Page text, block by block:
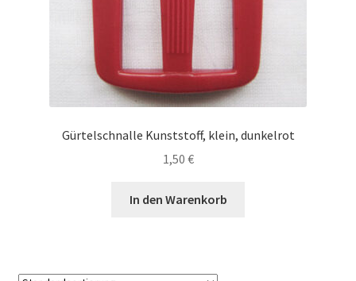
Gürtelschnalle Kunststoff, klein, dunkelrot
1,50 €
In den Warenkorb